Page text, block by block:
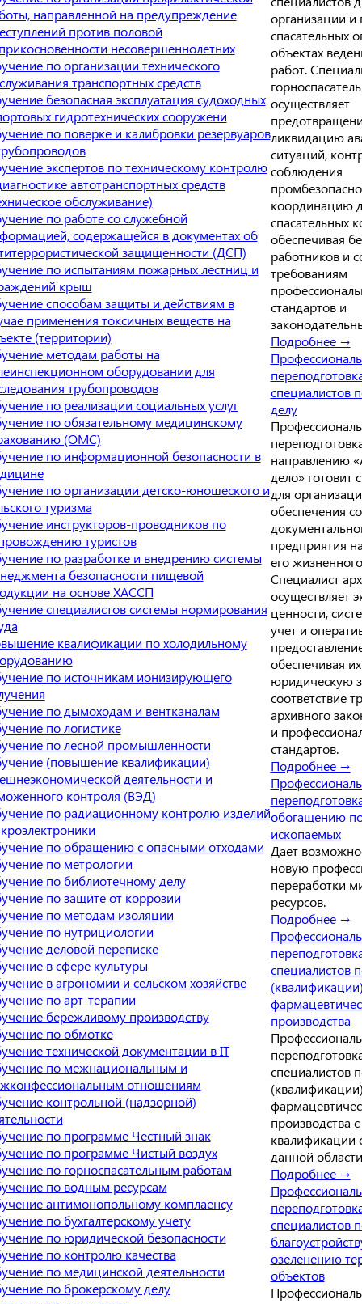
направленной на предупреждение
против половой
несовершеннолетних
по организации технического
транспортных средств
безопасная эксплуатация судоходных
гидротехнических сооружени
по поверке и калибровки резервуаров
экспертов по техническому контролю
автотранспортных средств
обслуживание)
по работе со служебной
содержащейся в документах об
защищенности (ДСП)
по испытаниям пожарных лестниц и
крыш
способам защиты и действиям в
применения токсичных веществ на
(территории)
методам работы на
оборудовании для
трубопроводов
по реализации социальных услуг
по обязательному медицинскому
(ОМС)
по информационной безопасности в
по организации детско-юношеского и
туризма
инструкторов-проводников по
туристов
по разработке и внедрению системы
безопасности пищевой
на основе ХАССП
специалистов системы нормирования
квалификации по холодильному
по источникам ионизирующего
по дымоходам и вентканалам
по логистике
по лесной промышленности
(повышение квалификации)
деятельности и
контроля (ВЭД)
по радиационному контролю изделий
по обращению с опасными отходами
по метрологии
по библиотечному делу
по защите от коррозии
по методам изоляции
по нутрициологии
деловой переписке
в сфере культуры
в агрономии и сельском хозяйстве
по арт-терапии
бережливому производству
по обмотке
технической документации в IT
по межнациональным и
отношениям
контрольной (надзорной)
по программе Честный знак
по программе Чистый воздух
по горноспасательным работам
по водным ресурсам
антимонопольному комплаенсу
по бухгалтерскому учету
по юридической безопасности
по контролю качества
по медицинской деятельности
по брокерскому делу
организации и
спасательных
объектах
работ.
осуществляет
ликвидацию
ситуаций,
соблюдения
координацию
спасательных
обеспечивая
работников и
требованиям
стандартов и
Подробнее →
специалистов
делу
направлению
дело» готовит
для
обеспечения
предприятия
его
Специалист
осуществляет
ценности,
учет и
обеспечивая их
юридическую
соответствие
архивного
и
стандартов.
Подробнее →
обогащению
ископаемых
Дает
новую
переработки
ресурсов.
Подробнее →
специалистов
производства
специалистов
производства
квалификации
данной
Подробнее →
специалистов
озеленению
объектов